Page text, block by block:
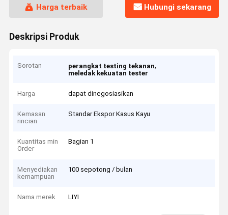
Harga terbaik Hubungi sekarang
Deskripsi Produk
Sorotan perangkat testing tekanan,
meledak kekuatan tester
Harga dapat dinegosiasikan
Kemasan
rincian
Standar Ekspor Kasus Kayu
Kuantitas min
Order
Bagian 1
Menyediakan
kemampuan
100 sepotong / bulan
Nama merek LIYI